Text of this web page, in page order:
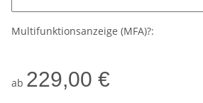
Multifunktionsanzeige (MFA)?:
ab 229,00 €